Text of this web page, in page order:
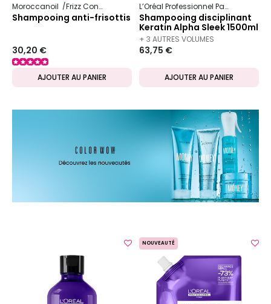
Moroccanoil Frizz Control
Shampooing anti-frisottis
30,20 €
AJOUTER AU PANIER
L’Oréal Professionnel Paris
Shampooing disciplinant
Keratin Alpha Sleek 1500ml
+ 3 AUTRES VOLUMES
DISPONIBLES
63,75 €
AJOUTER AU PANIER
NOUVEAUTÉ